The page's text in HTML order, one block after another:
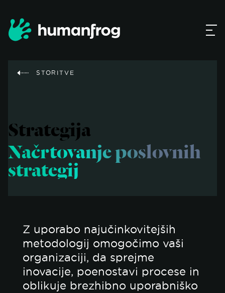
STORITVE
Strategija
Načrtovanje poslovnih
strategij
Z uporabo najučinkovitejših
metodologij omogočimo vaši
organizaciji, da sprejme
inovacije, poenostavi procese in
oblikuje brezhibno uporabniško